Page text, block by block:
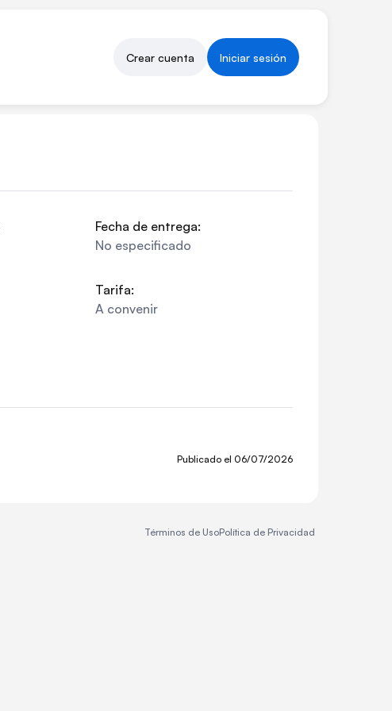
Crear cuenta Iniciar sesión
Fecha de entrega:
No especificado
Tarifa:
A convenir
Publicado el 06/07/2026
Términos de UsoPolítica de Privacidad